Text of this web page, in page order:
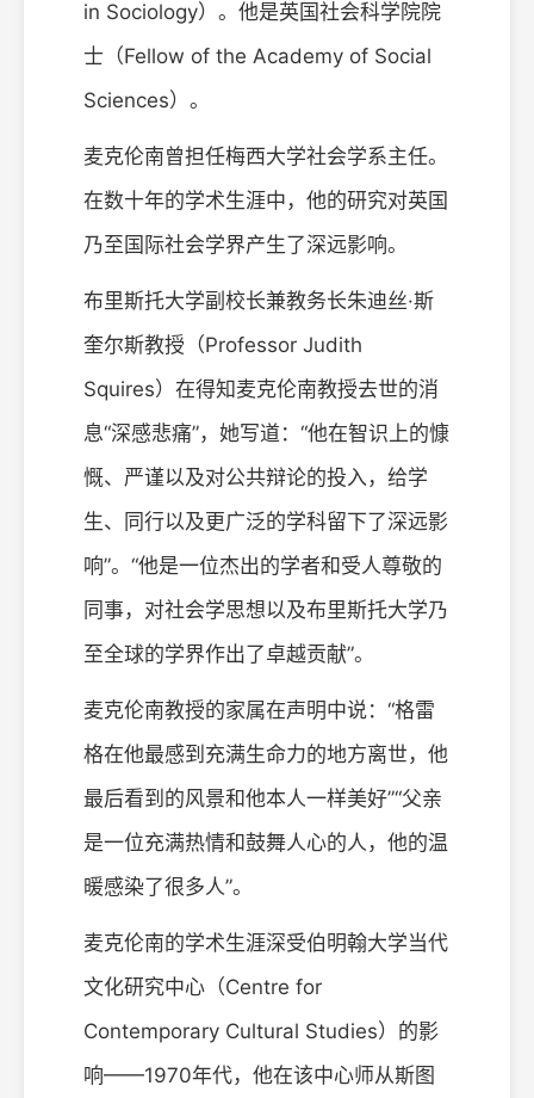
in Sociology）。他是英国社会科学院院
士（Fellow of the Academy of Social
Sciences）。
麦克伦南曾担任梅西大学社会学系主任。
在数十年的学术生涯中，他的研究对英国
乃至国际社会学界产生了深远影响。
布里斯托大学副校长兼教务长朱迪丝·斯
奎尔斯教授（Professor Judith
Squires）在得知麦克伦南教授去世的消
息“深感悲痛”，她写道：“他在智识上的慷
慨、严谨以及对公共辩论的投入，给学
生、同行以及更广泛的学科留下了深远影
响”。“他是一位杰出的学者和受人尊敬的
同事，对社会学思想以及布里斯托大学乃
至全球的学界作出了卓越贡献”。
麦克伦南教授的家属在声明中说：“格雷
格在他最感到充满生命力的地方离世，他
最后看到的风景和他本人一样美好”“父亲
是一位充满热情和鼓舞人心的人，他的温
暖感染了很多人”。
麦克伦南的学术生涯深受伯明翰大学当代
文化研究中心（Centre for
Contemporary Cultural Studies）的影
响——1970年代，他在该中心师从斯图